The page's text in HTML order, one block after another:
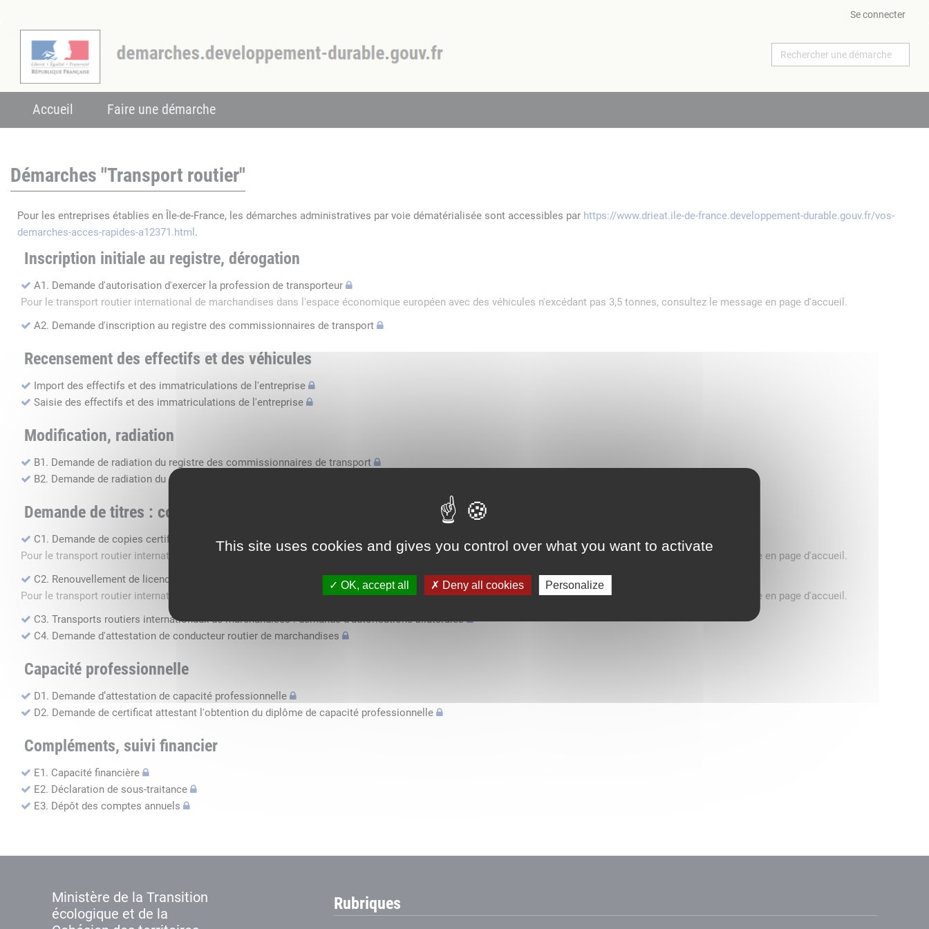
This site uses cookies and gives you control over what you want to activate
OK, accept all Deny all cookies Personalize
Se connecter
Accueil Faire une démarche
Démarches "Transport routier"
Pour les entreprises établies en Île-de-France, les démarches administratives par voie dématérialisée sont accessibles par https://www.drieat.ile-de-france.developpement-durable.gouv.fr/vos-
demarches-acces-rapides-a12371.html .
Inscription initiale au registre, dérogation
A1. Demande d'autorisation d'exercer la profession de transporteur
Pour le transport routier international de marchandises dans l'espace économique européen avec des véhicules n'excédant pas 3,5 tonnes, consultez le message en page d'accueil.
A2. Demande d'inscription au registre des commissionnaires de transport
Recensement des effectifs et des véhicules
Import des effectifs et des immatriculations de l'entreprise
Saisie des effectifs et des immatriculations de l'entreprise
Modification, radiation
B1. Demande de radiation du registre des commissionnaires de transport
B2. Demande de radiation du registre des transports routiers
Demande de titres : copie, renouvellement, bilatérale, attestation conducteurs...
C1. Demande de copies certifiées conformes
Pour le transport routier international de marchandises dans l'espace économique européen avec des véhicules n'excédant pas 3,5 tonnes, consultez le message en page d'accueil.
C2. Renouvellement de licence transport routier
Pour le transport routier international de marchandises dans l'espace économique européen avec des véhicules n'excédant pas 3,5 tonnes, consultez le message en page d'accueil.
C3. Transports routiers internationaux de marchandises : demande d’autorisations bilatérales
C4. Demande d'attestation de conducteur routier de marchandises
Capacité professionnelle
D1. Demande d’attestation de capacité professionnelle
D2. Demande de certificat attestant l'obtention du diplôme de capacité professionnelle
Compléments, suivi financier
E1. Capacité financière
E2. Déclaration de sous-traitance
E3. Dépôt des comptes annuels
Ministère de la Transition
écologique et de la
Rubriques